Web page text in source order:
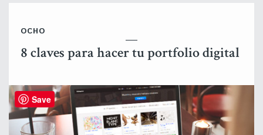
OCHO
8 claves para hacer tu portfolio digital
Save